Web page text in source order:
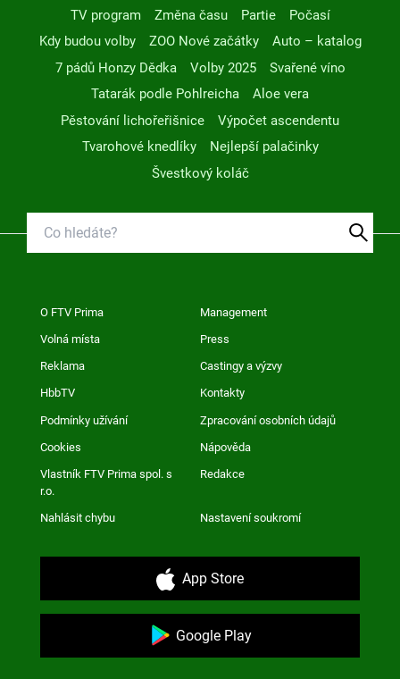
TV program
Změna času Partie
Počasí
Kdy budou volby
ZOO Nové začátky
Auto – katalog
7 pádů Honzy Dědka
Volby 2025
Svařené víno
Tatarák podle Pohlreicha
Aloe vera
Pěstování lichořeřišnice
Výpočet ascendentu
Tvarohové knedlíky
Nejlepší palačinky
Švestkový koláč
O FTV Prima Management
Volná místa Press
Reklama Castingy a výzvy
HbbTV Kontakty
Podmínky užívání Zpracování osobních údajů
Cookies Nápověda
Vlastník FTV Prima spol. s
r.o.
Redakce
Nahlásit chybu Nastavení soukromí
App Store
Google Play